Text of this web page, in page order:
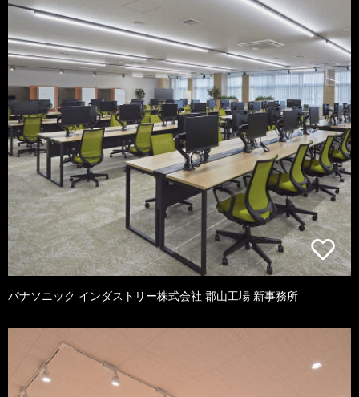
パナソニック インダストリー株式会社 郡山工場 新事務所